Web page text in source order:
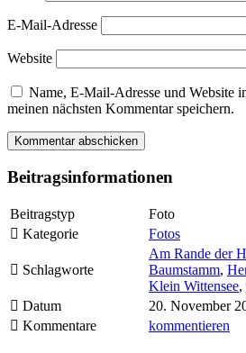
E-Mail-Adresse
Website
Name, E-Mail-Adresse und Website
meinen nächsten Kommentar speichern.
Beitragsinformationen
Beitragstyp
Foto
Kategorie
Fotos
Schlagworte
Am Rande der
Baumstamm,
Klein Wittensee,
Datum
20. November
Kommentare
kommentieren